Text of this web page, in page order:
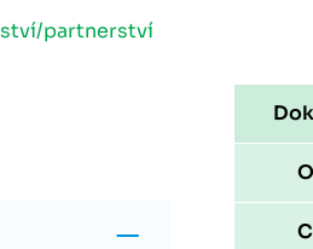
partnerství